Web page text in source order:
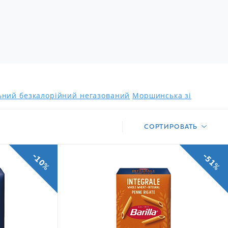
безкалорійний негазований Моршинська зі
СОРТИРОВАТЬ
-10% -51%